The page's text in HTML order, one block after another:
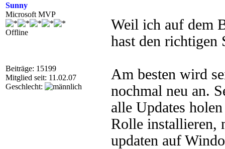
Sunny
Microsoft MVP
Offline
Beiträge: 15199
Mitglied seit: 11.02.07
Geschlecht:
Weil ich auf dem
hast den richtigen
Am besten wird
nochmal neu an.
alle Updates
Rolle installieren,
updaten auf